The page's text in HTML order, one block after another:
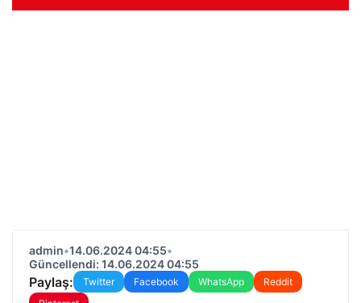
admin•14.06.2024 04:55•
Güncellendi: 14.06.2024 04:55
Paylaş: Twitter Facebook WhatsApp
Reddit